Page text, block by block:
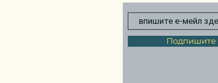
Подпишите